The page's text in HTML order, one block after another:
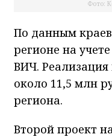
Фото:
По данным
регионе на
ВИЧ.
около 11,5 млн
региона.
Второй проект